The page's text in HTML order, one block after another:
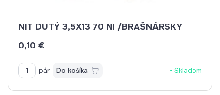
NIT DUTÝ 3,5X13 70 NI /BRAŠNÁRSKY
0,10 €
pár Do košíka Skladom